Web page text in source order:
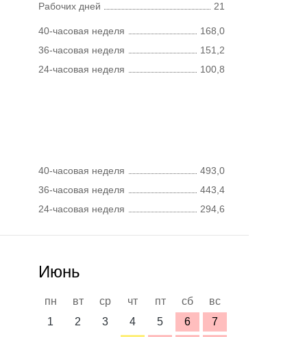
Рабочих дней
21
40-часовая неделя
168,0
36-часовая неделя
151,2
24-часовая неделя
100,8
40-часовая неделя
493,0
36-часовая неделя
443,4
24-часовая неделя
294,6
Июнь
пн вт ср чт пт сб
вс
1
2 3 4 5 6
7